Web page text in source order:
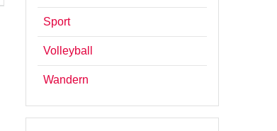
Sport
Volleyball
Wandern